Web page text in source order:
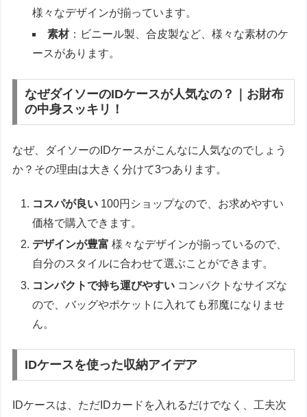
様々なデザインが揃っています。
素材：ビニール製、合皮製など、様々な素材のケ
ースがあります。
なぜダイソーのIDケースが人気なの？｜お財布
の中身スッキリ！
なぜ、ダイソーのIDケースがこんなに人気なのでしょう
か？その理由は大きく分けて3つあります。
コスパが良い 100円ショップなので、お求めやすい
価格で購入できます。
デザインが豊富 様々なデザインが揃っているので、
自分のスタイルに合わせて選ぶことができます。
コンパクトで持ち運びやすい コンパクトなサイズな
ので、バッグやポケットに入れても邪魔になりませ
ん。
IDケースを使った収納アイデア
IDケースは、ただIDカードを入れるだけでなく、工夫次